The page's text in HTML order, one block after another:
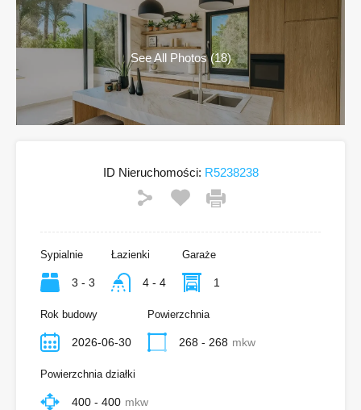
See All Photos (18)
ID Nieruchomości: R5238238
Sypialnie
3 - 3
Łazienki
4 - 4
Garaże
1
Rok budowy
2026-06-30
Powierzchnia
268 - 268 mkw
Powierzchnia działki
400 - 400 mkw